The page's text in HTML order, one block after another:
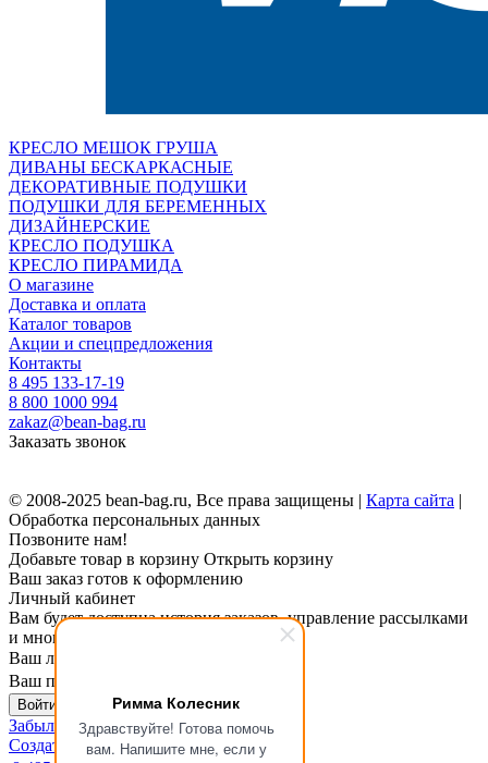
Римма Колесник
Здравствуйте! Готова помочь
вам. Напишите мне, если у
КРЕСЛО МЕШОК ГРУША
ДИВАНЫ БЕСКАРКАСНЫЕ
ДЕКОРАТИВНЫЕ ПОДУШКИ
ПОДУШКИ ДЛЯ БЕРЕМЕННЫХ
ДИЗАЙНЕРСКИЕ
КРЕСЛО ПОДУШКА
КРЕСЛО ПИРАМИДА
О магазине
Доставка и оплата
Каталог товаров
Акции и спецпредложения
Контакты
8 495 133-17-19
8 800 1000 994
zakaz@bean-bag.ru
Заказать звонок
© 2008-2025 bean-bag.ru, Все права защищены | Карта сайта |
Обработка персональных данных
Позвоните нам!
Добавьте товар в корзину Открыть корзину
Ваш заказ готов к оформлению
Личный кабинет
Вам будет доступна история заказов, управление рассылками
и многое другое.
Ваш логин
Ваш пароль
Войти в личный кабинет
Забыли пароль?
Создать личный кабинет